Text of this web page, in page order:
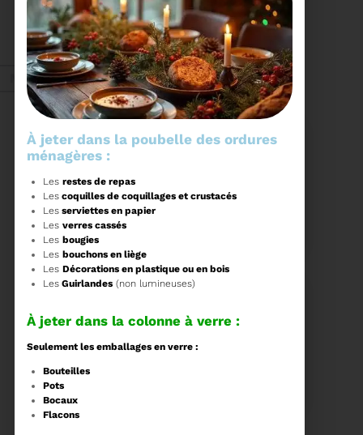
Téléchargez le Rapport
Annuel 2024
Voir plus
Mai 2026
27/05/2026
BRUNO VALIENTE RÉÉLU
PRÉSIDENT
Élection nouvelle
mandature (2023-
COMITÉ SYNDICAL DU
À jeter dans la poubelle des ordures
ménagères :
Les restes de repas
Lescoquilles de coquillages et crustacés
Lesserviettes en papier
Les verres cassés
Les bougies
Les bouchons en liège
Les Décorations en plastique ou en bois
LesGuirlandes(non lumineuses)
À jeter dans la colonne à verre :
Seulement les emballages en verre :
Bouteilles
Pots
Bocaux
Flacons